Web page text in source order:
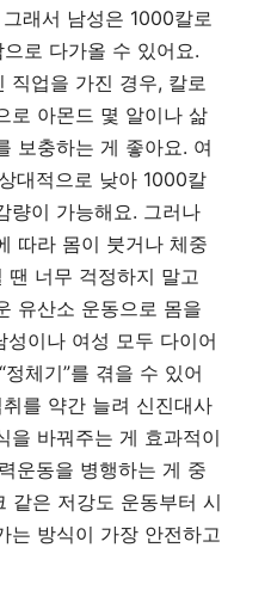
래서 남성은 1000칼로
로 다가올 수 있어요.
직업을 가진 경우, 칼로
로 아몬드 몇 알이나 삶
보충하는 게 좋아요. 여
대적으로 낮아 1000칼
량이 가능해요. 그러나
따라 몸이 붓거나 체중
땐 너무 걱정하지 말고
유산소 운동으로 몸을
이나 여성 모두 다이어
체기”를 겪을 수 있어
를 약간 늘려 신진대사
을 바꿔주는 게 효과적이
운동을 병행하는 게 중
같은 저강도 운동부터 시
는 방식이 가장 안전하고